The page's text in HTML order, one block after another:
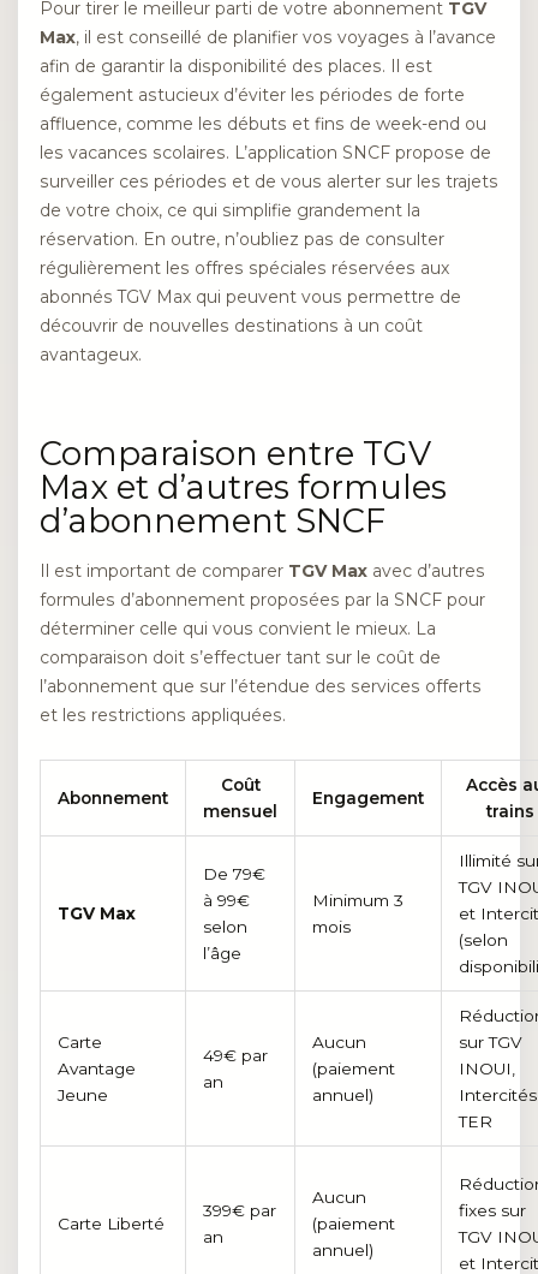
Pour tirer le meilleur parti de votre abonnement TGV
Max, il est conseillé de planifier vos voyages à l’avance
afin de garantir la disponibilité des places. Il est
également astucieux d’éviter les périodes de forte
affluence, comme les débuts et fins de week-end ou
les vacances scolaires. L’application SNCF propose de
surveiller ces périodes et de vous alerter sur les trajets
de votre choix, ce qui simplifie grandement la
réservation. En outre, n’oubliez pas de consulter
régulièrement les offres spéciales réservées aux
abonnés TGV Max qui peuvent vous permettre de
découvrir de nouvelles destinations à un coût
avantageux.
Comparaison entre TGV
Max et d’autres formules
d’abonnement SNCF
Il est important de comparer TGV Max avec d’autres
formules d’abonnement proposées par la SNCF pour
déterminer celle qui vous convient le mieux. La
comparaison doit s’effectuer tant sur le coût de
l’abonnement que sur l’étendue des services offerts
et les restrictions appliquées.
Abonnement
Coût
mensuel
Engagement
Accès
trains
TGV Max
De 79€
à 99€
selon
l’âge
Minimum 3
mois
Illimité
TGV
et
(selon
Carte
Avantage
Jeune
49€ par
an
Aucun
(paiement
annuel)
sur TGV
INOUI,
TER
Carte Liberté
399€ par
an
Aucun
(paiement
annuel)
fixes sur
TGV
et